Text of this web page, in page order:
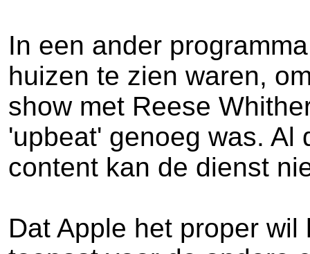
In een ander
huizen te zien waren,
show met Reese
'upbeat' genoeg was.
content kan de dienst
Dat Apple het proper